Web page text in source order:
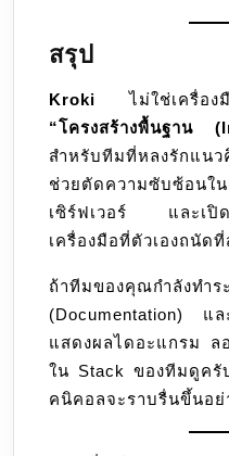
สรุป
Kroki ไม่ใช่เครื่อง
“โครงสร้างพื้นฐาน
สำหรับทีมที่หลงรักแน
ช่วยตัดความซับซ้อนใ
เซิร์ฟเวอร์ และเปิด
เครื่องมือที่ตัวเองถนัด
ถ้าทีมของคุณกำลังทำร
(Documentation) แล
แสดงผลไดอะแกรม ล
ใน Stack ของทีมดูครั
คนิคอลจะราบรื่นขึ้นอย่